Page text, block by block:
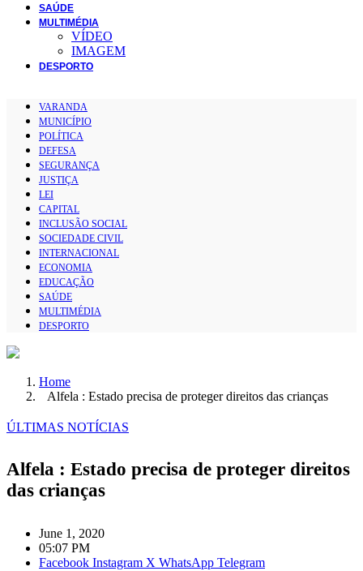
SAÚDE
MULTIMÉDIA
VÍDEO
IMAGEM
DESPORTO
VARANDA
MUNICÍPIO
POLÍTICA
DEFESA
SEGURANÇA
JUSTIÇA
LEI
CAPITAL
INCLUSÃO SOCIAL
SOCIEDADE CIVIL
INTERNACIONAL
ECONOMIA
EDUCAÇÃO
SAÚDE
MULTIMÉDIA
DESPORTO
Home
Alfela : Estado precisa de proteger direitos das crianças
ÚLTIMAS NOTÍCIAS
Alfela : Estado precisa de proteger direitos
das crianças
June 1, 2020
05:07 PM
Facebook Instagram X WhatsApp Telegram